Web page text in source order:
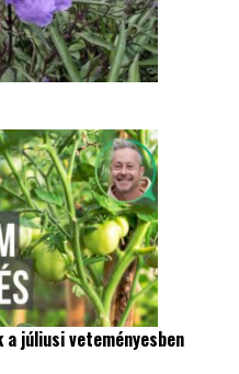
júliusi veteményesben